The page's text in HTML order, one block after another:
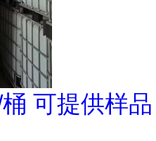
可提供样品